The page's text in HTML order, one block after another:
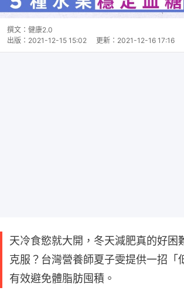
撰文： 健康2.0
出版： 2021-12-15 15:02 更新： 2021-12-16 17:16
天冷食慾就大開，冬天減肥真的好困
克服？台灣營養師夏子雯提供一招「
有效避免體脂肪囤積。